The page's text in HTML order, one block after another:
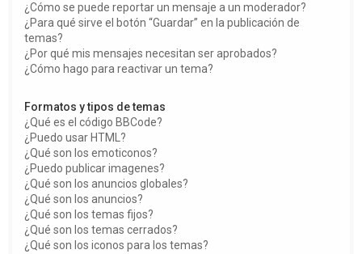
¿Cómo se puede reportar un mensaje a un moderador?
¿Para qué sirve el botón “Guardar” en la publicación de
temas?
¿Por qué mis mensajes necesitan ser aprobados?
¿Cómo hago para reactivar un tema?
Formatos y tipos de temas
¿Qué es el código BBCode?
¿Puedo usar HTML?
¿Qué son los emoticonos?
¿Puedo publicar imagenes?
¿Qué son los anuncios globales?
¿Qué son los anuncios?
¿Qué son los temas fijos?
¿Qué son los temas cerrados?
¿Qué son los iconos para los temas?